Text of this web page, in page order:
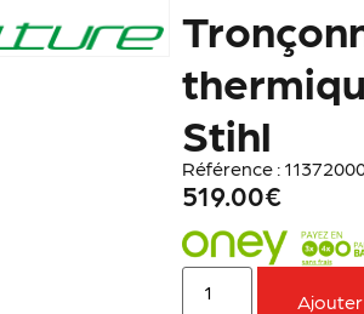
Stihl
Référence :
519.00€